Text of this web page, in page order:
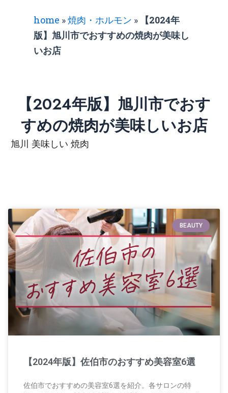
home »焼肉・ホルモン »
【2024年
版】旭川市でおすすめの焼肉が美味し
いお店
【2024年版】旭川市でおす
すめの焼肉が美味しいお店
旭川 美味しい 焼肉
BEAUTY
【2024年版】佐伯市のおすすめ美容室6選
佐伯市でおすすめの美容室6選を紹介。各サロンの特